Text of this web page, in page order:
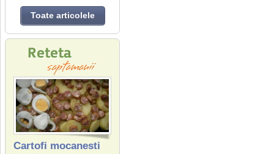
Toate articolele
Cartofi mocanesti